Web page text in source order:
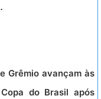
Grêmio avançam às
do Brasil após